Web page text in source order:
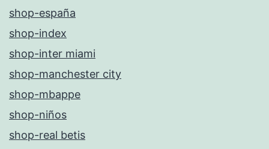
shop-españa
shop-index
shop-inter miami
shop-manchester city
shop-mbappe
shop-niños
shop-real betis